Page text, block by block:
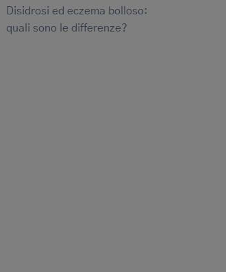
Disidrosi ed eczema bolloso:
quali sono le differenze?